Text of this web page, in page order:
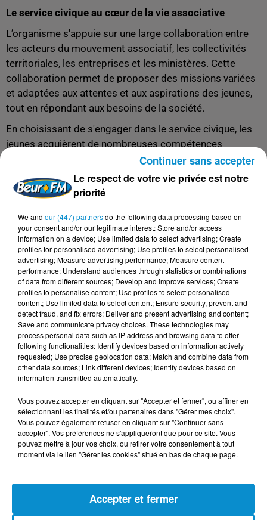
Le service civique au cœur de la vie associative
L’organisme s'appuie sur une large collaboration entre
les acteurs du mouvement associatif, les collectivités
territoriales, les entreprises et les ministères. Cette
collaboration permet de proposer des missions variées
et adaptées aux attentes et aux aspirations des jeunes,
tout en répondant aux besoins de la société.
En choisissant de s'engager dans le service civique, les
jeunes acquièrent de nombreuses compétences
précieuses pour leur avenir professionnel, telles que la
capacité à travailler en équipe, la prise de
responsabilités et la découverte de nouveaux métiers.
les employeurs en tant qu'expérience professionnelle
valorisante, ce qui peut les aider à se faire remarquer sur
le marché du travail.
Le service civique en France est une opportunité à ne
pas manquer pour les jeunes souhaitant s'engager pour
leur communauté et développer leurs compétences.
Rejoignez le mouvement du service civique et donnez un
nouvel élan à votre vie tout en contribuant au bien-être
de votre communauté en découvrant les missions qu’ils
proposent sur le sitewww.service-civique.gouv.fr.
FIL D'ACTUS
10h37
Le respect de votre vie privée est notre
priorité
We and our (447) partnersdo the following data processing based on
your consent and/or our legitimate interest: Store and/or access
information on a device; Use limited data to select advertising; Create
profiles for personalised advertising; Use profiles to select personalised
advertising; Measure advertising performance; Measure content
performance; Understand audiences through statistics or combinations
of data from different sources; Develop and improve services; Create
profiles to personalise content; Use profiles to select personalised
content; Use limited data to select content; Ensure security, prevent and
detect fraud, and fix errors; Deliver and present advertising and content;
Save and communicate privacy choices. These technologies may
process personal data such as IP address and browsing data to offer
following functionalities: Identify devices based on information actively
requested; Use precise geolocation data; Match and combine data from
other data sources; Link different devices; Identify devices based on
information transmitted automatically.
Vous pouvez accepter en cliquant sur "Accepter et fermer", ou affiner en
sélectionnant les finalités et/ou partenaires dans "Gérer mes choix".
Vous pouvez également refuser en cliquant sur "Continuer sans
accepter". Vos préférences ne s'appliqueront que pour ce site. Vous
pouvez mettre à jour vos choix, ou retirer votre consentement à tout
moment via le lien "Gérer les cookies" situé en bas de chaque page.
Accepter et fermer
Continuer sans accepter